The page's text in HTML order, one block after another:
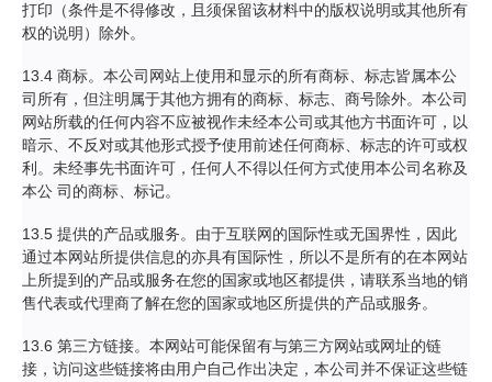
打印（条件是不得修改，且须保留该材料中的版权说明或其他所有
权的说明）除外。
13.4 商标。本公司网站上使用和显示的所有商标、标志皆属本公
司所有，但注明属于其他方拥有的商标、标志、商号除外。本公司
网站所载的任何内容不应被视作未经本公司或其他方书面许可，以
暗示、不反对或其他形式授予使用前述任何商标、标志的许可或权
利。未经事先书面许可，任何人不得以任何方式使用本公司名称及
本公 司的商标、标记。
13.5 提供的产品或服务。由于互联网的国际性或无国界性，因此
通过本网站所提供信息的亦具有国际性，所以不是所有的在本网站
上所提到的产品或服务在您的国家或地区都提供，请联系当地的销
售代表或代理商了解在您的国家或地区所提供的产品或服务。
13.6 第三方链接。本网站可能保留有与第三方网站或网址的链
接，访问这些链接将由用户自己作出决定，本公司并不保证这些链